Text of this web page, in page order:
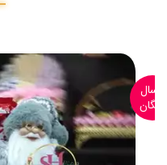
ارسال
رایگان